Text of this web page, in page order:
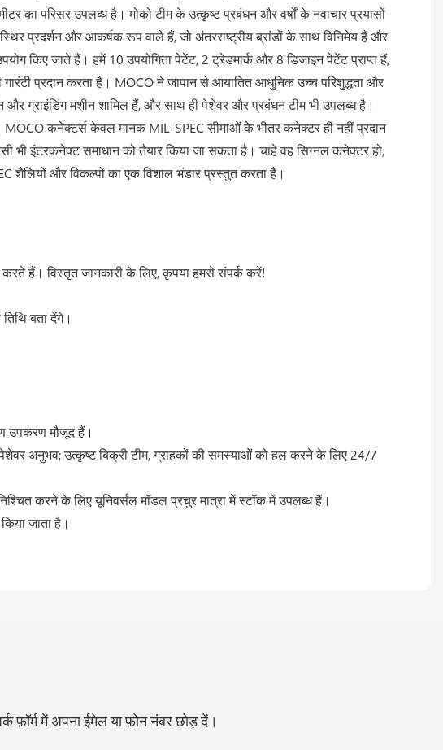
का परिसर उपलब्ध है। मोको टीम के उत्कृष्ट प्रबंधन और वर्षों के नवाचार प्रयासों
प्रदर्शन और आकर्षक रूप वाले हैं, जो अंतरराष्ट्रीय ब्रांडों के साथ विनिमेय हैं और
किए जाते हैं। हमें 10 उपयोगिता पेटेंट, 2 ट्रेडमार्क और 8 डिजाइन पेटेंट प्राप्त हैं,
प्रदान करता है। MOCO ने जापान से आयातित आधुनिक उच्च परिशुद्धता और
ग्राइंडिंग मशीन शामिल हैं, और साथ ही पेशेवर और प्रबंधन टीम भी उपलब्ध है।
कनेक्टर्स केवल मानक MIL-SPEC सीमाओं के भीतर कनेक्टर ही नहीं प्रदान
इंटरकनेक्ट समाधान को तैयार किया जा सकता है। चाहे वह सिग्नल कनेक्टर हो,
शैलियों और विकल्पों का एक विशाल भंडार प्रस्तुत करता है।
हैं। विस्तृत जानकारी के लिए, कृपया हमसे संपर्क करें!
बता देंगे।
उपकरण मौजूद हैं।
अनुभव; उत्कृष्ट बिक्री टीम, ग्राहकों की समस्याओं को हल करने के लिए 24/7
करने के लिए यूनिवर्सल मॉडल प्रचुर मात्रा में स्टॉक में उपलब्ध हैं।
जाता है।
फ़ॉर्म में अपना ईमेल या फ़ोन नंबर छोड़ दें।